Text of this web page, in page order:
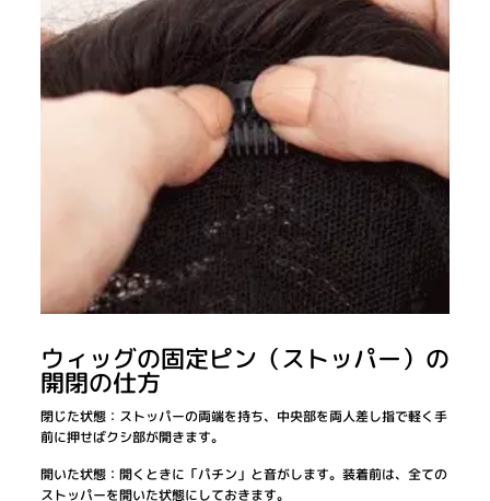
ウィッグの固定ピン（ストッパー）の
開閉の仕方
閉じた状態：ストッパーの両端を持ち、中央部を両人差し指で軽く手
前に押せばクシ部が開きます。
開いた状態：開くときに「パチン」と音がします。装着前は、全ての
ストッパーを開いた状態にしておきます。